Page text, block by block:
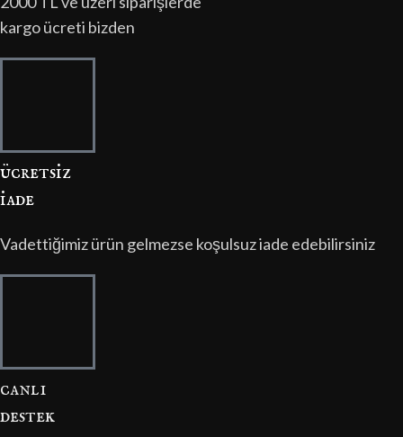
kargo ücreti bizden
ücretsi̇z
i̇ade
Vadettiğimiz ürün gelmezse koşulsuz iade edebilirsiniz
canli
destek